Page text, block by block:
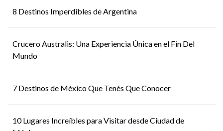
8 Destinos Imperdibles de Argentina
Crucero Australis: Una Experiencia Única en el Fin Del
Mundo
7 Destinos de México Que Tenés Que Conocer
10 Lugares Increíbles para Visitar desde Ciudad de